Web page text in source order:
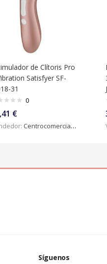
de Clítoris Pro
Satisfyer SF-
31
0
€
Centrocomercialdigital
Síguenos